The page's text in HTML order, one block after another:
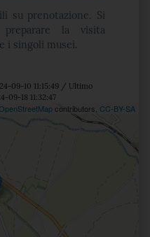
su prenotazione. Si
la visita
i singoli musei.
09-10 11:15:49 / Ultimo
09-18 11:32:47
contributors, CC-BY-SA